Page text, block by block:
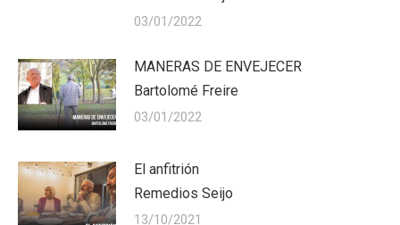
03/01/2022
MANERAS DE ENVEJECER
Bartolomé Freire
03/01/2022
El anfitrión
Remedios Seijo
13/10/2021